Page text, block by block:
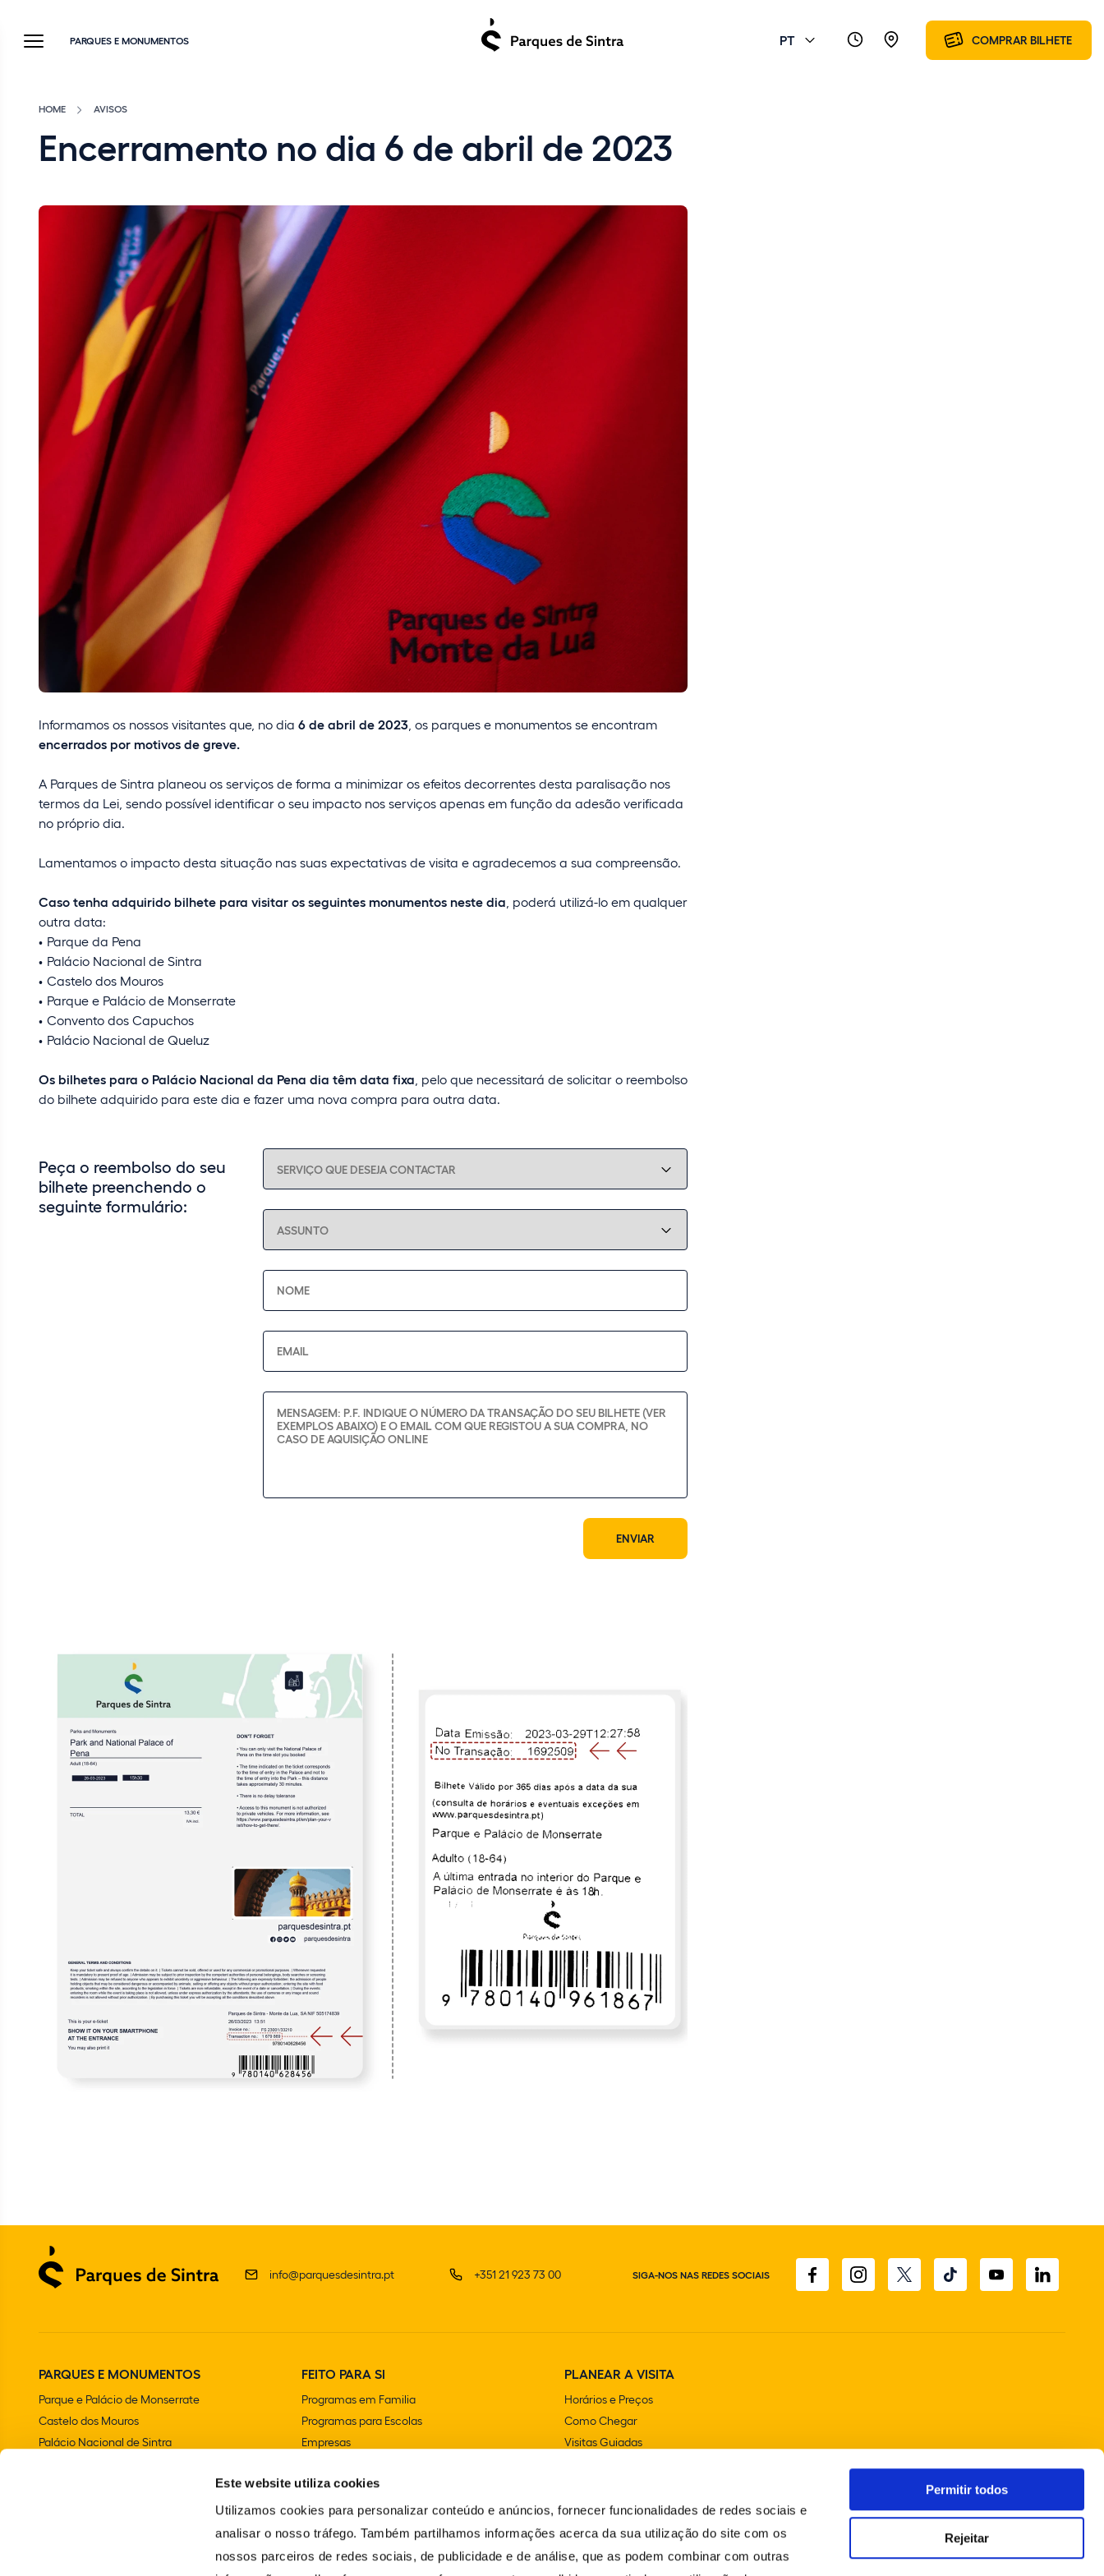
Este website utiliza cookies
Utilizamos cookies para personalizar conteúdo e anúncios, fornecer funcionalidades de redes sociais e
analisar o nosso tráfego. Também partilhamos informações acerca da sua utilização do site com os
nossos parceiros de redes sociais, de publicidade e de análise, que as podem combinar com outras
Permitir todos
Rejeitar
PARQUES E MONUMENTOS PT COMPRAR BILHETE
HOME AVISOS
Encerramento no dia 6 de abril de 2023
Informamos os nossos visitantes que, no dia 6 de abril de 2023 , os parques e monumentos se encontram
encerrados por motivos de greve.
A Parques de Sintra planeou os serviços de forma a minimizar os efeitos decorrentes desta paralisação nos
termos da Lei, sendo possível identificar o seu impacto nos serviços apenas em função da adesão verificada
no próprio dia.
Lamentamos o impacto desta situação nas suas expectativas de visita e agradecemos a sua compreensão.
Caso tenha adquirido bilhete para visitar os seguintes monumentos neste dia , poderá utilizá-lo em qualquer
outra data:
Parque da Pena
Palácio Nacional de Sintra
Castelo dos Mouros
Parque e Palácio de Monserrate
Convento dos Capuchos
Palácio Nacional de Queluz
Os bilhetes para o Palácio Nacional da Pena dia têm data fixa , pelo que necessitará de solicitar o reembolso
do bilhete adquirido para este dia e fazer uma nova compra para outra data.
Peça o reembolso do seu
bilhete preenchendo o
seguinte formulário:
ENVIAR
info@parquesdesintra.pt +351 21 923 73 00 SIGA-NOS NAS REDES SOCIAIS
PARQUES E MONUMENTOS
Parque e Palácio de Monserrate
Castelo dos Mouros
Palácio Nacional de Sintra
Chalet e Jardim da Condessa d'Edla
FEITO PARA SI
Programas em Familia
Programas para Escolas
Empresas
PLANEAR A VISITA
Horários e Preços
Como Chegar
Visitas Guiadas
Acessibilidade